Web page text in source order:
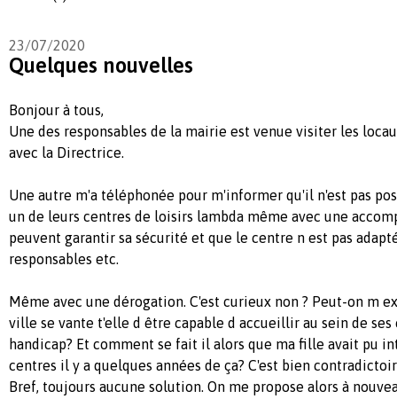
23/07/2020
Quelques nouvelles
Bonjour à tous,
Une des responsables de la mairie est venue visiter les
avec la Directrice.
Une autre m'a téléphonée pour m'informer qu'il n'est pas
un de leurs centres de loisirs lambda même avec une
peuvent garantir sa sécurité et que le centre n est pas
responsables etc.
Même avec une dérogation. C'est curieux non ? Peut-on m
ville se vante t'elle d être capable d accueillir au sein de ses
handicap? Et comment se fait il alors que ma fille avait pu
centres il y a quelques années de ça? C'est bien
Bref, toujours aucune solution. On me propose alors à